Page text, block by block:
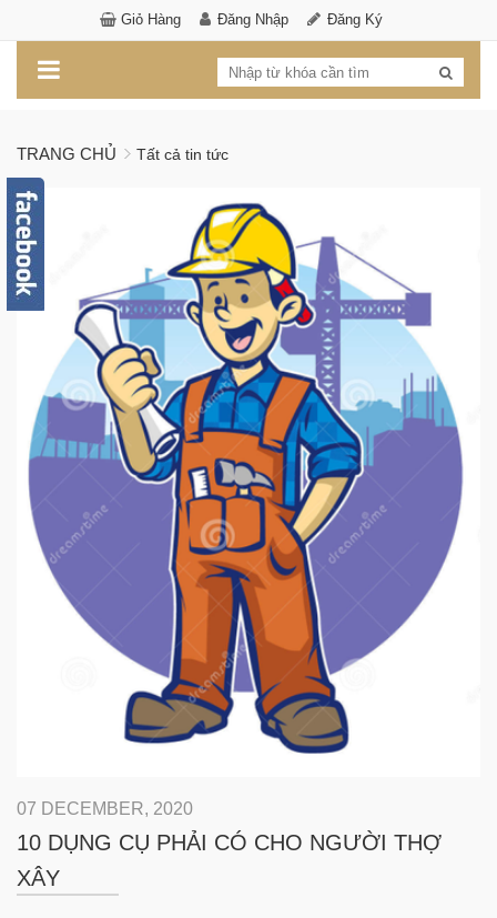
Giỏ Hàng Đăng Nhập Đăng Ký
TRANG CHỦ Tất cả tin tức
07 DECEMBER, 2020
10 DỤNG CỤ PHẢI CÓ CHO NGƯỜI THỢ
XÂY